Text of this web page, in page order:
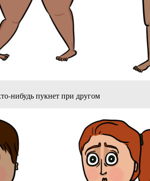
нибудь пукнет при другом